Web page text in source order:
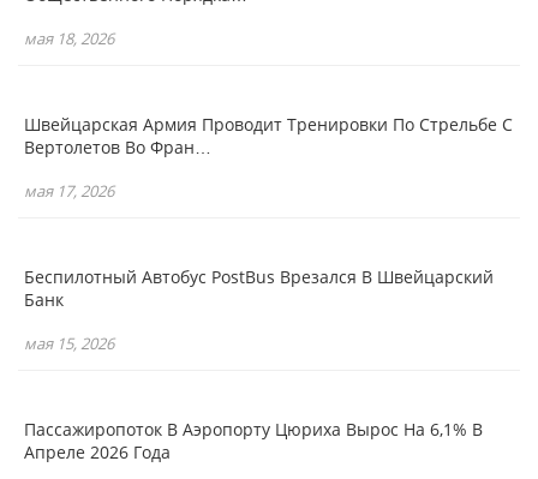
мая 18, 2026
Швейцарская Армия Проводит Тренировки По Стрельбе С
Вертолетов Во Фран…
мая 17, 2026
Беспилотный Автобус PostBus Врезался В Швейцарский
Банк
мая 15, 2026
Пассажиропоток В Аэропорту Цюриха Вырос На 6,1% В
Апреле 2026 Года